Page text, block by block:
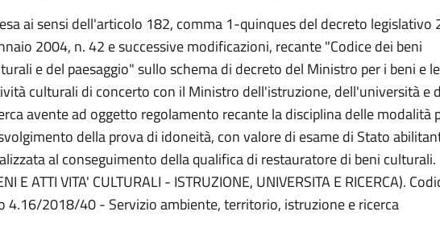
ai sensi dell'articolo 182, comma 1-quinques del decreto legislativo
2004, n. 42 e successive modificazioni, recante "Codice dei beni
e del paesaggio" sullo schema di decreto del Ministro per i beni e le
culturali di concerto con il Ministro dell'istruzione, dell'università e
avente ad oggetto regolamento recante la disciplina delle modalità
della prova di idoneità, con valore di esame di Stato
al conseguimento della qualifica di restauratore di beni culturali.
E ATTI VITA' CULTURALI - ISTRUZIONE, UNIVERSITA E RICERCA).
4.16/2018/40 - Servizio ambiente, territorio, istruzione e ricerca